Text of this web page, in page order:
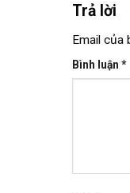
Trả lời
Email của
Bình luận *